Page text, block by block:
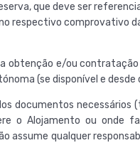
que deve ser
respectivo comprovativo
obtenção e/ou
(se disponível e desde
documentos
o Alojamento ou onde
qualquer